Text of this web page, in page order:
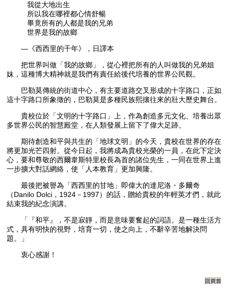
我從大地出生
所以我在哪裡都心情舒暢
畢竟所有的人都是我的兄弟
世界是我的故鄉
—《西西里的千年》，日譯本
把世界叫做「我的故鄉」，從心裡把所有的人叫做我的兄弟姐
妹，這種博大精神就是我們有責任給後代培養的世界公民觀。
巴勒莫傳統的街道中心，有主要道路交叉形成的十字路口，正如
這十字路口所象徵的，巴勒莫是多種民族熙攘往來的壯大歷史舞台。
貴校位於「文明的十字路口」上，作為創造多元文化、培養出眾
多世界公民的智慧殿堂，在人類發展上留下了偉大足跡。
期待創造和平與共生的「地球文明」的今天，貴校在世界的存在
將更加光芒四射。從今日起，我將成為貴校光榮的一員，在此下定決
心，要和尊敬的西爾韋斯特里校長為首的諸位先生，一同在世界上進
一步擴大對話網絡，使「人本教育」更加興隆。
最後把被譽為「西西里的甘地」即偉大的達尼洛・多爾奇
（Danilo Dolci，1924－1997）的話，贈給貴校的年輕英才們，就此
結束我的紀念演講。
「『和平』，不是寂靜，而是意味要奮起的詞語。是一種生活方
式，具有明快的視野，培育一切，使之向上，不辭辛苦地解決問
題。」
衷心感謝！